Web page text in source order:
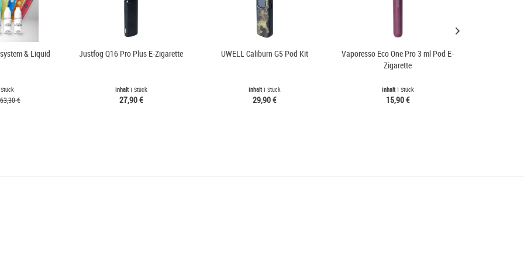
& Liquid
63,30 €
Justfog Q16 Pro Plus E-Zigarette
Inhalt1 Stück
27,90 €
UWELL Caliburn G5 Pod Kit
Inhalt1 Stück
29,90 €
Vaporesso Eco One Pro 3 ml Pod E-
Zigarette
Inhalt1 Stück
15,90 €